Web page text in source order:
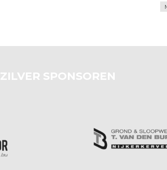
ZILVER SPONSOREN